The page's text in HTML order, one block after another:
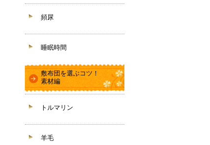
頻尿
睡眠時間
敷布団を選ぶコツ！
素材編
トルマリン
羊毛